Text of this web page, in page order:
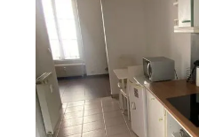
BOISSY ST LEGER 94
22 m
, 1 pièce
Ref : 44767
Appartement F1 à
118 000